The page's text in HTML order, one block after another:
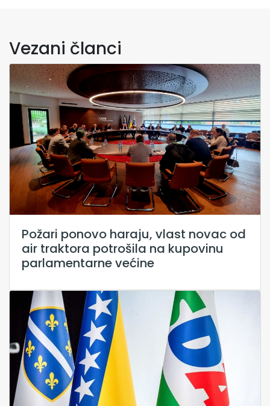
Vezani članci
Požari ponovo haraju, vlast novac od
air traktora potrošila na kupovinu
parlamentarne većine